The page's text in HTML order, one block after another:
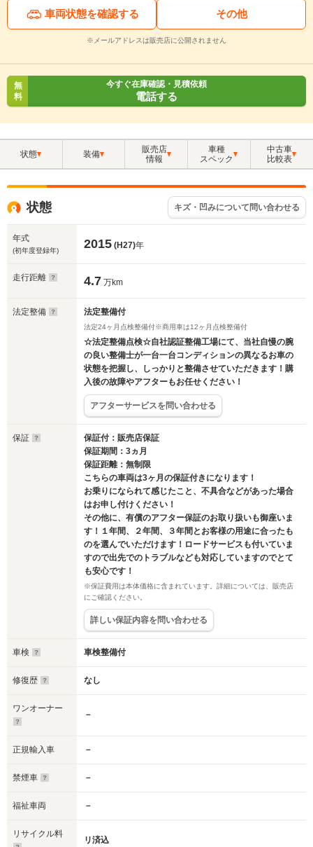
車両状態を確認する その他
※メールアドレスは販売店に公開されません
無
料
今すぐ在庫確認・見積依頼
電話する
状態 装備
販売店
情報
車種
スペック
中古車
比較表
状態 キズ・凹みについて問い合わせる
年式
(初年度登録年) 2015 (H27)年
走行距離 4.7 万km
法定整備 法定整備付
法定24ヶ月点検整備付※商用車は12ヶ月点検整備付
☆法定整備点検☆自社認証整備工場にて、当社自慢の腕
の良い整備士が一台一台コンディションの異なるお車の
状態を把握し、しっかりと整備させていただきます！購
入後の故障やアフターもお任せください！
アフターサービスを問い合わせる
保証
保証付：販売店保証
保証期間：3ヵ月
保証距離：無制限
こちらの車両は3ヶ月の保証付きになります！
お乗りになられて感じたこと、不具合などがあった場合
はお申し付けください！
その他に、有償のアフター保証のお取り扱いも御座いま
す！１年間、２年間、３年間とお客様の用途に合ったも
のを選んでいただけます！ロードサービスも付いていま
すので出先でのトラブルなども対応していますのでとて
も安心です！
※保証費用は本体価格に含まれています。詳細については、販売店
にご確認ください。
詳しい保証内容を問い合わせる
車検 車検整備付
修復歴 なし
ワンオーナー
－
正規輸入車 －
禁煙車 －
福祉車両 －
リサイクル料
リ済込